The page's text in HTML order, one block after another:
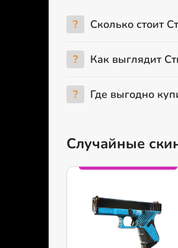
? Сколько стоит
? Как выглядит
? Где выгодно
Случайные